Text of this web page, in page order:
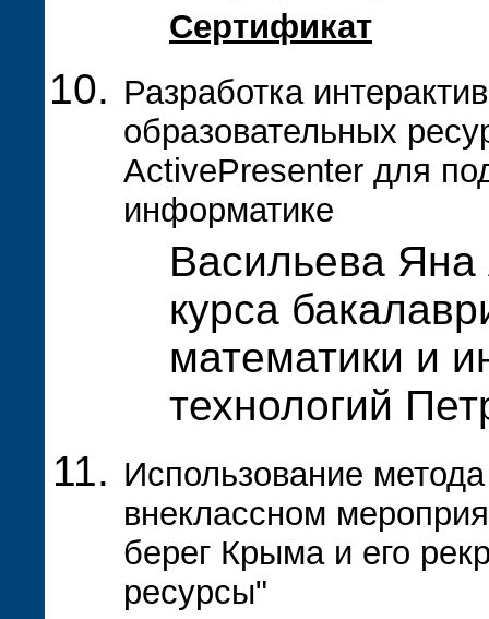
Сертификат
Разработка
образовательных
ActivePresenter для
информатике
Васильева Яна
курса
математики и
технологий
Использование
внеклассном
берег Крыма и его
ресурсы"